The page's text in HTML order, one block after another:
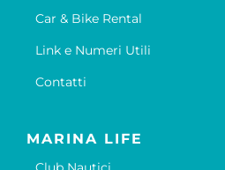
Car & Bike Rental
Link e Numeri Utili
Contatti
MARINA LIFE